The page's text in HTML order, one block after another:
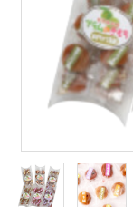
紀州南高梅
個包装梅干
種無し干し
梅酒